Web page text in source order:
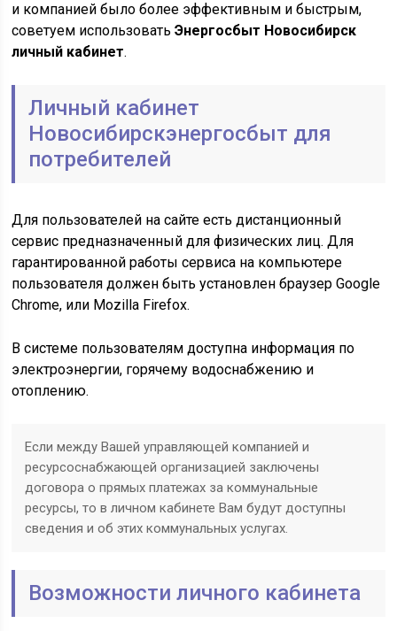
и компанией было более эффективным и быстрым,
советуем использоватьЭнергосбыт Новосибирск
личный кабинет.
Личный кабинет
Новосибирскэнергосбыт для
потребителей
Для пользователей на сайте есть дистанционный
сервис предназначенный для физических лиц. Для
гарантированной работы сервиса на компьютере
пользователя должен быть установлен браузер Google
Chrome, или Mozilla Firefox.
В системе пользователям доступна информация по
электроэнергии, горячему водоснабжению и
отоплению.
Если между Вашей управляющей компанией и
ресурсоснабжающей организацией заключены
договора о прямых платежах за коммунальные
ресурсы, то в личном кабинете Вам будут доступны
сведения и об этих коммунальных услугах.
Возможности личного кабинета